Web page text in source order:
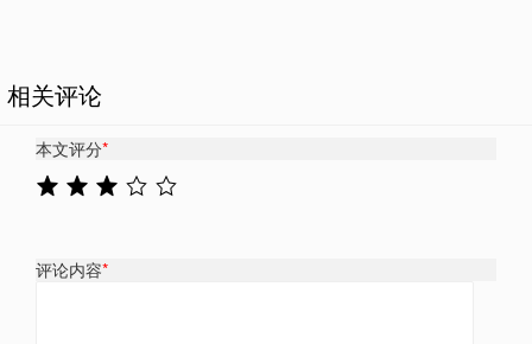
相关评论
本文评分*
评论内容*